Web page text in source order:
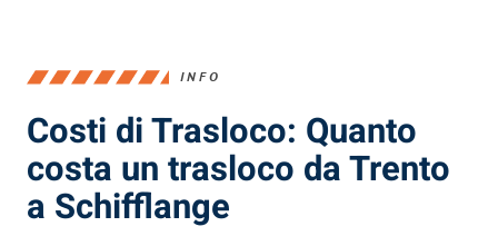
INFO
Costi di Trasloco: Quanto
costa un trasloco da Trento
a Schifflange